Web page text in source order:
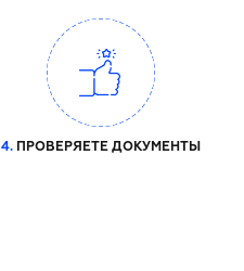
4.ПРОВЕРЯЕТЕ ДОКУМЕНТЫ